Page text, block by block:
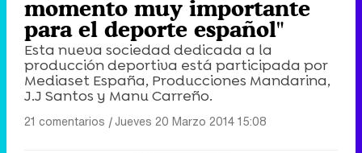
momento muy importante
para el deporte español"
Esta nueva sociedad dedicada a la
producción deportiva está participada por
Mediaset España, Producciones Mandarina,
J.J Santos y Manu Carreño.
21 comentarios |Jueves 20 Marzo 2014 15:08